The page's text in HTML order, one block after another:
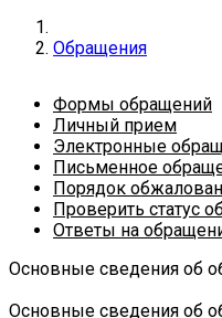
Обращения
Формы обращений
Личный прием
Электронные
Письменное
Порядок
Проверить статус
Ответы на
Основные сведения об
Основные сведения об